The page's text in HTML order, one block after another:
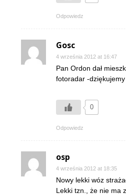
Odpowiedz
Gosc
4 września 2012 at 16:47
Pan Ordon dał
fotoradar -
0
Odpowiedz
osp
4 września 2012 at 18:35
Nowy lekki wóz
Lekki tzn., że nie ma